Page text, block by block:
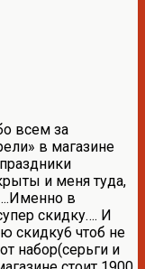
всем за
в магазине
и меня туда,
в
скидку…. И
скидку6 чтоб не
набор(серьги и